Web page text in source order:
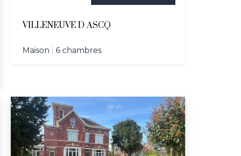
VILLENEUVE D ASCQ
Maison 6 chambres